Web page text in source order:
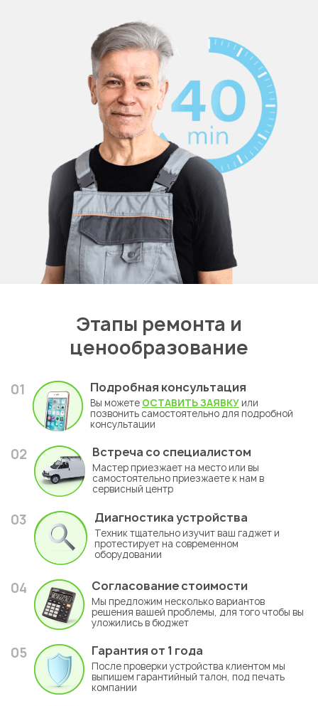
Этапы ремонта и
ценообразование
01 Подробная консультация
Вы можете ОСТАВИТЬ ЗАЯВКУ или
позвонить самостоятельно для подробной
консультации
02 Встреча со специалистом
Мастер приезжает на место или вы
самостоятельно приезжаете к нам в
сервисный центр
03 Диагностика устройства
Техник тщательно изучит ваш гаджет и
протестирует на современном
оборудовании
04 Согласование стоимости
Мы предложим несколько вариантов
решения вашей проблемы, для того чтобы вы
уложились в бюджет
05 Гарантия от 1 года
После проверки устройства клиентом мы
выпишем гарантийный талон, под печать
компании